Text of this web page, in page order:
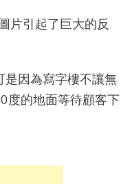
片引起了巨大的反
是因為寫字樓不讓無
度的地面等待顧客下